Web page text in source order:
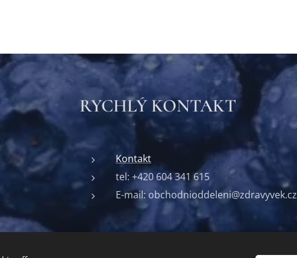
RYCHLÝ KONTAKT
Kontakt
tel: +420 604 341 615
E-mail: obchodnioddeleni@zdravyvek.cz